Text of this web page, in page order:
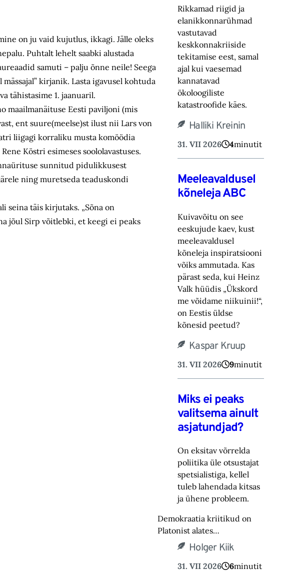
on ju vaid kujutlus, ikkagi. Jälle oleks
Puhtalt lehelt saabki alustada
samuti – palju õnne neile! Seega
kirjanik. Lasta igavusel kohtuda
tähistasime 1. jaanuaril.
maailmanäituse Eesti paviljoni (mis
ent suure(meelse)st ilust nii Lars von
liigagi korraliku musta komöödia
Köstri esimeses soololavastuses.
sunnitud pidulikkusest
ning muretseda teaduskondi
seina täis kirjutaks. „Sõna on
jõul Sirp võitlebki, et keegi ei peaks
Rikkamad riigid ja
elanikkonnarühmad
vastutavad
keskkonnakriiside
tekitamise eest, samal
ajal kui vaesemad
kannatavad
ökoloogiliste
katastroofide käes.
Halliki Kreinin
31. VII 2026 4minutit
Meeleavaldusel
kõneleja ABC
Kuivavõitu on see
eeskujude kaev, kust
meeleavaldusel
kõneleja inspiratsiooni
võiks ammutada. Kas
pärast seda, kui Heinz
Valk hüüdis „Ükskord
me võidame niikuinii!“,
on Eestis üldse
kõnesid peetud?
Kaspar Kruup
31. VII 2026 9minutit
Miks ei peaks
valitsema ainult
asjatundjad?
On eksitav võrrelda
poliitika üle otsustajat
spetsialistiga, kellel
tuleb lahendada kitsas
ja ühene probleem.
Demokraatia kriitikud on
Platonist alates…
Holger Kiik
31. VII 2026 6minutit